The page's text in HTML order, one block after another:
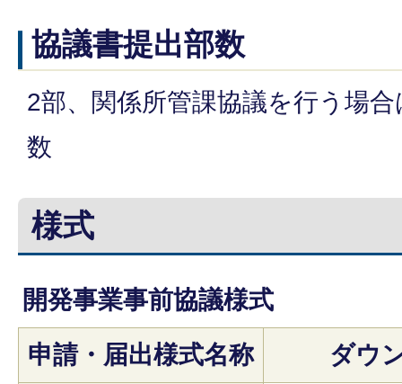
協議書提出部数
2部、関係所管課協議を行う場
数
様式
開発事業事前協議様式
申請・届出様式名称
ダウ